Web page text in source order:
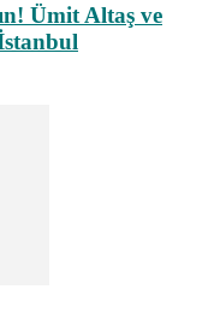
Ümit Altaş ve